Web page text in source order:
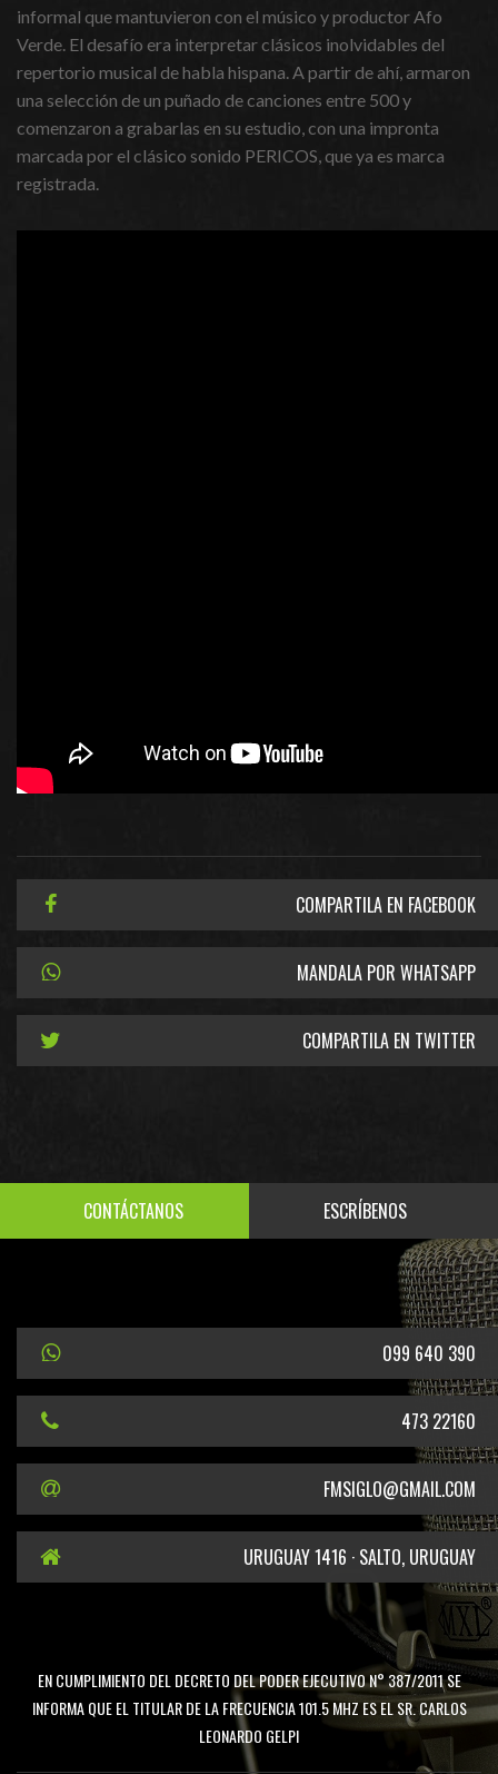
informal que mantuvieron con el músico y productor Afo
Verde. El desafío era interpretar clásicos inolvidables del
repertorio musical de habla hispana. A partir de ahí, armaron
una selección de un puñado de canciones entre 500 y
comenzaron a grabarlas en su estudio, con una impronta
marcada por el clásico sonido PERICOS, que ya es marca
registrada.
COMPARTILA EN FACEBOOK
MANDALA POR WHATSAPP
COMPARTILA EN TWITTER
CONTÁCTANOS ESCRÍBENOS
099 640 390
473 22160
FMSIGLO@GMAIL.COM
URUGUAY 1416 · SALTO, URUGUAY
EN CUMPLIMIENTO DEL DECRETO DEL PODER EJECUTIVO N° 387/2011 SE
INFORMA QUE EL TITULAR DE LA FRECUENCIA 101.5 MHZ ES EL SR. CARLOS
LEONARDO GELPI